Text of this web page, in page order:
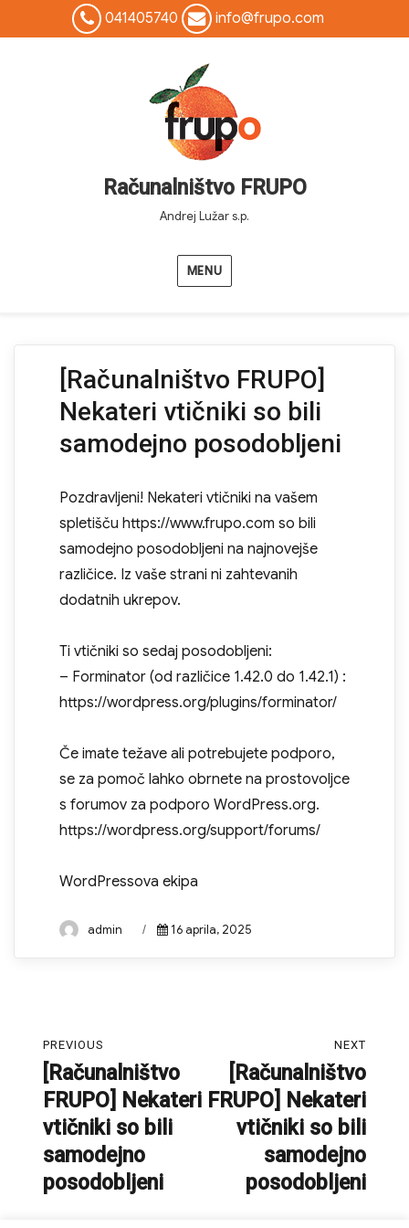
041405740 info@frupo.com
Računalništvo FRUPO
Andrej Lužar s.p.
MENU
[Računalništvo FRUPO]
Nekateri vtičniki so bili
samodejno posodobljeni
Pozdravljeni! Nekateri vtičniki na vašem
spletišču https://www.frupo.com so bili
samodejno posodobljeni na najnovejše
različice. Iz vaše strani ni zahtevanih
dodatnih ukrepov.
Ti vtičniki so sedaj posodobljeni:
– Forminator (od različice 1.42.0 do 1.42.1) :
https://wordpress.org/plugins/forminator/
Če imate težave ali potrebujete podporo,
se za pomoč lahko obrnete na prostovoljce
s forumov za podporo WordPress.org.
https://wordpress.org/support/forums/
WordPressova ekipa
Author
admin
Posted
16 aprila, 2025
prispevka
PREVIOUS
Previous
post:
[Računalništvo
FRUPO] Nekateri
vtičniki so bili
samodejno
posodobljeni
NEXT
post:
[Računalništvo
FRUPO] Nekateri
vtičniki so bili
samodejno
posodobljeni